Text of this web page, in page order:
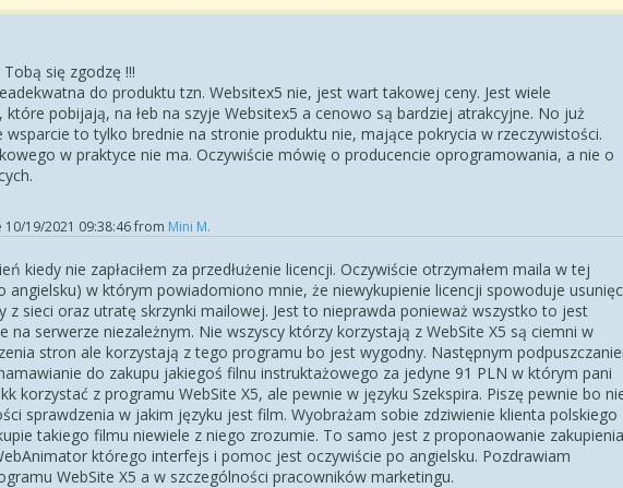
Tobą się zgodzę !!!
do produktu tzn.Websitex5 nie, jest wart takowej ceny. Jest wiele
które pobijają, na łeb na szyjeWebsitex5 a cenowo są bardziej atrakcyjne. No już
wsparcie to tylko brednie na stronie produktu nie, mające pokrycia w rzeczywistości.
w praktyce nie ma. Oczywiście mówię o producencie oprogramowania, a nie o
10/19/2021 09:38:46from Mini M.
kiedy nie zapłaciłem za przedłużenie licencji. Oczywiście otrzymałem maila w tej
angielsku) w którym powiadomiono mnie, że niewykupienie licencji spowoduje
z sieci oraz utratę skrzynki mailowej. Jest to nieprawda ponieważ wszystko to jest
na serwerze niezależnym. Nie wszyscy którzy korzystają z WebSite X5 są ciemni w
stron ale korzystają z tego programu bo jest wygodny. Następnym
do zakupu jakiegoś filnu instruktażowego za jedyne 91 PLN w którym pani
korzystać z programu WebSite X5, ale pewnie w języku Szekspira. Piszę pewnie bo
sprawdzenia w jakim języku jest film. Wyobrażam sobie zdziwienie klienta polskiego
takiego filmu niewiele z niego zrozumie. To samo jest z proponaowanie
którego interfejs i pomoc jest oczywiście po angielsku. Pozdrawiam
WebSite X5 a w szczególności pracowników marketingu.